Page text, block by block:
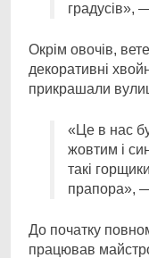
градусів»,
Окрім овочів,
декоративні
прикрашали
«Це в нас
жовтим і
такі
прапора»,
До початку
працював